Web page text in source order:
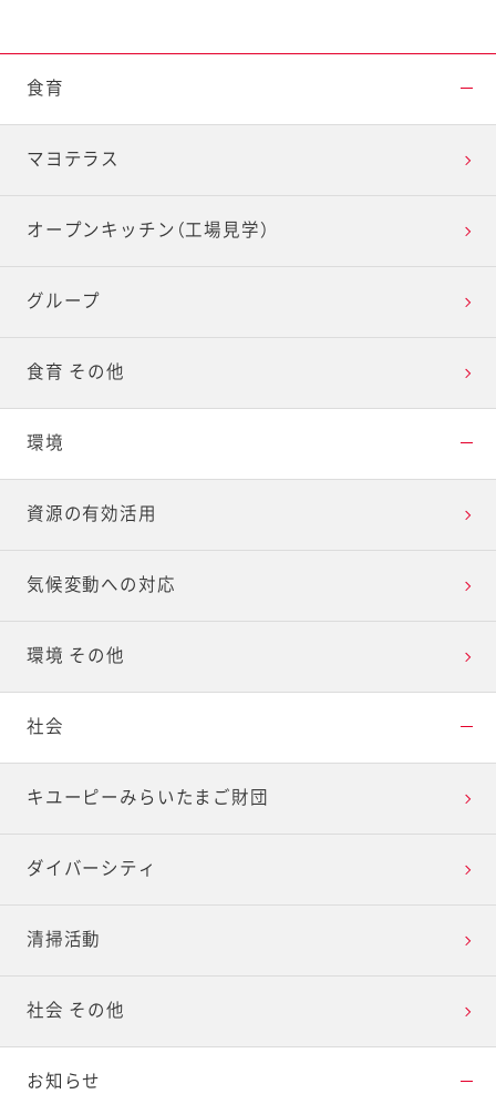
食育
マヨテラス
オープンキッチン（工場見学）
グループ
食育 その他
環境
資源の有効活用
気候変動への対応
環境 その他
社会
キユーピーみらいたまご財団
ダイバーシティ
清掃活動
社会 その他
お知らせ